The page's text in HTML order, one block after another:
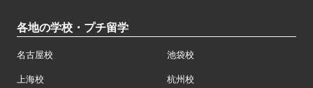
各地の学校・プチ留学
名古屋校 池袋校
上海校 杭州校